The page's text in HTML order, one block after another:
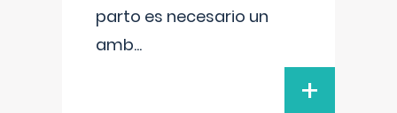
parto es necesario un
amb...
+